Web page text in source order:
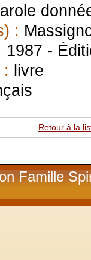
:
1987 -
livre
Retour à la
Famille